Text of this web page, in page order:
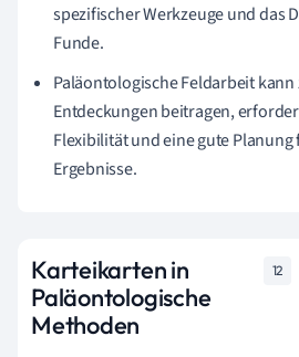
spezifischer Werkzeuge und das
Funde.
Paläontologische Feldarbeit kann
Entdeckungen beitragen,
Flexibilität und eine gute
Ergebnisse.
Karteikarten in
Paläontologische
Methoden
12